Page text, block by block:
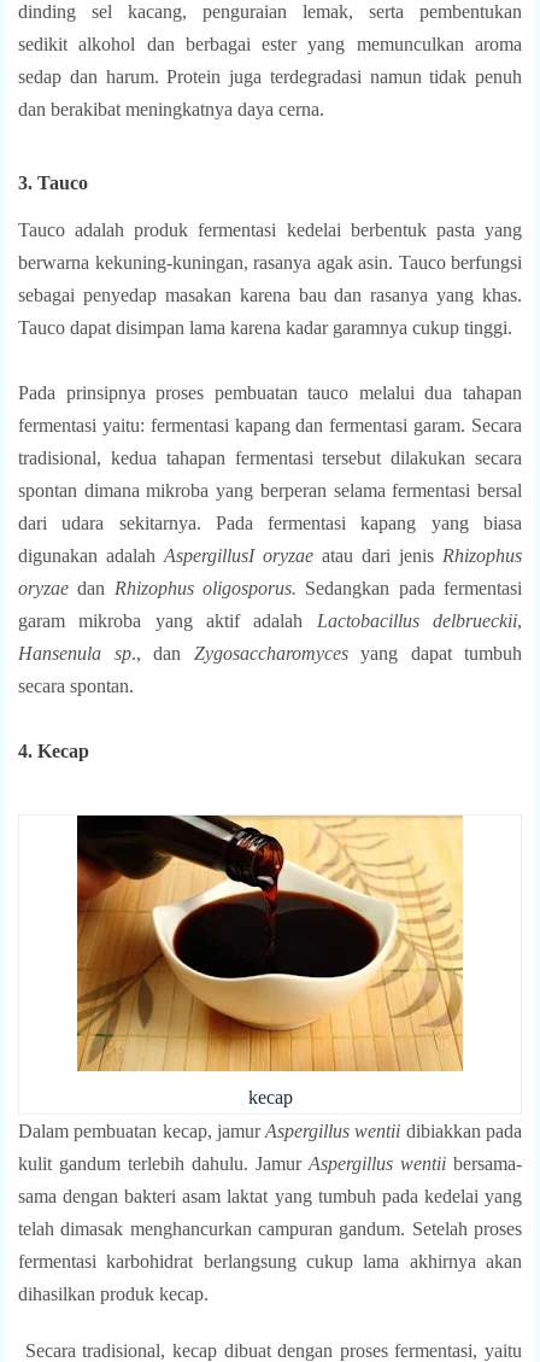
dinding sel kacang, penguraian lemak, serta pembentukan
sedikit alkohol dan berbagai ester yang memunculkan aroma
sedap dan harum. Protein juga terdegradasi namun tidak penuh
dan berakibat meningkatnya daya cerna.
3. Tauco
Tauco adalah produk fermentasi kedelai berbentuk pasta yang
berwarna kekuning-kuningan, rasanya agak asin. Tauco berfungsi
sebagai penyedap masakan karena bau dan rasanya yang khas.
Tauco dapat disimpan lama karena kadar garamnya cukup tinggi.
Pada prinsipnya proses pembuatan tauco melalui dua tahapan
fermentasi yaitu: fermentasi kapang dan fermentasi garam. Secara
tradisional, kedua tahapan fermentasi tersebut dilakukan secara
spontan dimana mikroba yang berperan selama fermentasi bersal
dari udara sekitarnya. Pada fermentasi kapang yang biasa
digunakan adalah AspergillusI oryzae atau dari jenis Rhizophus
oryzae dan Rhizophus oligosporus. Sedangkan pada fermentasi
garam mikroba yang aktif adalah Lactobacillus delbrueckii,
Hansenula sp., dan Zygosaccharomycesyang dapat tumbuh
secara spontan.
4. Kecap
kecap
Dalam pembuatan kecap, jamurAspergillus wentii dibiakkan pada
kulit gandum terlebih dahulu. Jamur Aspergillus wentii bersama-
sama dengan bakteri asam laktat yang tumbuh pada kedelai yang
telah dimasak menghancurkan campuran gandum. Setelah proses
fermentasi karbohidrat berlangsung cukup lama akhirnya akan
dihasilkan produk kecap.
Secara tradisional, kecap dibuat dengan proses fermentasi, yaitu